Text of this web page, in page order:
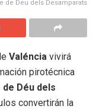
de Deu dels Desamparats
Valéncia vivirá
pirotécnica
de Déu dels
convertirán la